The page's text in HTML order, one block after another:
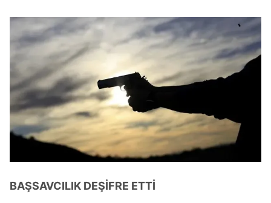
BAŞSAVCILIK DEŞİFRE ETTİ